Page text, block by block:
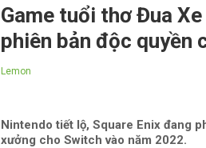
Game tuổi thơ Đua
phiên bản độc quyền
Lemon
Nintendo tiết lộ, Square Enix đang
xưởng cho Switch vào năm 2022.